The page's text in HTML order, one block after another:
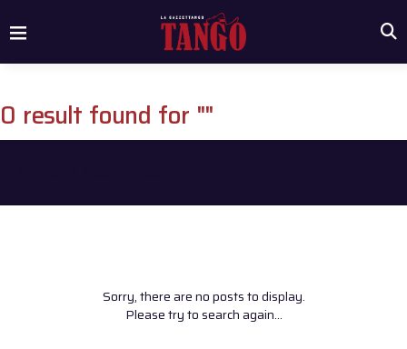
0 result found for ""
Sorry, there are no posts to display.
Please try to search again...